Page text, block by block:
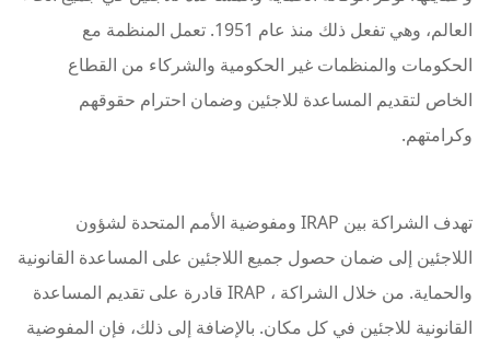
العالم، وهي تفعل ذلك منذ عام 1951. تعمل المنظمة مع
الحكومات والمنظمات غير الحكومية والشركاء من القطاع
الخاص لتقديم المساعدة للاجئين وضمان احترام حقوقهم
وكرامتهم.
تهدف الشراكة بين IRAP ومفوضية الأمم المتحدة لشؤون
اللاجئين إلى ضمان حصول جميع اللاجئين على المساعدة القانونية
والحماية. من خلال الشراكة ، IRAP قادرة على تقديم المساعدة
القانونية للاجئين في كل مكان. بالإضافة إلى ذلك، فإن المفوضية